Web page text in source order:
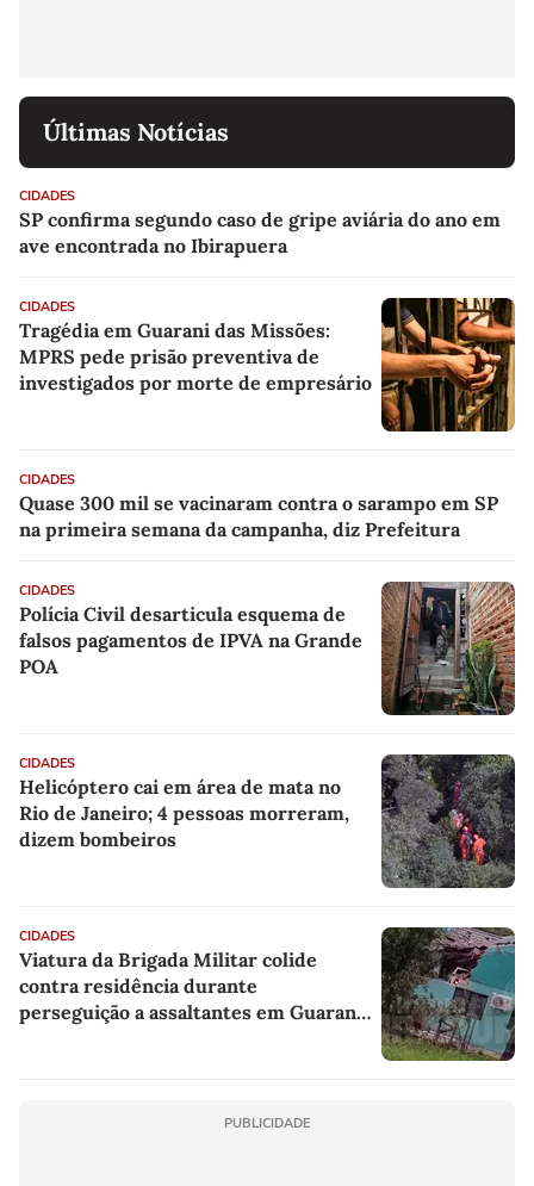
Últimas Notícias
CIDADES
SP confirma segundo caso de gripe aviária do ano em
ave encontrada no Ibirapuera
CIDADES
Tragédia em Guarani das Missões:
MPRS pede prisão preventiva de
investigados por morte de empresário
CIDADES
Quase 300 mil se vacinaram contra o sarampo em SP
na primeira semana da campanha, diz Prefeitura
CIDADES
Polícia Civil desarticula esquema de
falsos pagamentos de IPVA na Grande
POA
CIDADES
Helicóptero cai em área de mata no
Rio de Janeiro; 4 pessoas morreram,
dizem bombeiros
CIDADES
Viatura da Brigada Militar colide
contra residência durante
perseguição a assaltantes em Guarani
PUBLICIDADE